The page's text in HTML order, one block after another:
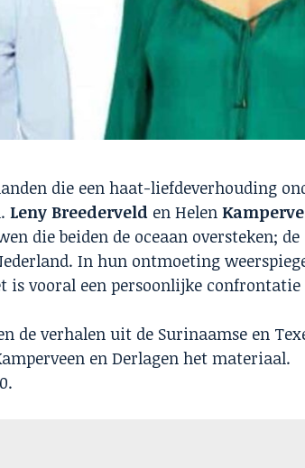
die een haat-liefdeverhouding
Leny Breederveld en Helen
die beiden de oceaan oversteken;
In hun ontmoeting
is vooral een persoonlijke
de verhalen uit de Surinaamse en
en Derlagen het materiaal.